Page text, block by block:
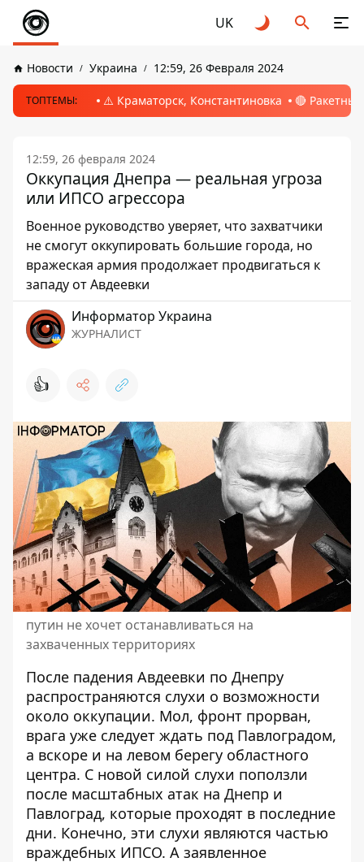
UK
Новости Украина 12:59, 26 Февраля 2024
ТОПТЕМЫ: ⚠️ Краматорск, Константиновка 🔴
12:59, 26 февраля 2024
Оккупация Днепра — реальная угроза
или ИПСО агрессора
Военное руководство уверяет, что захватчики
не смогут оккупировать большие города, но
вражеская армия продолжает продвигаться к
западу от Авдеевки
Информатор Украина
ЖУРНАЛИСТ
👍
путин не хочет останавливаться на
захваченных территориях
После падения Авдеевки по Днепру
распространяются слухи о возможности
около оккупации. Мол, фронт прорван,
врага уже следует ждать под Павлоградом,
а вскоре и на левом берегу областного
центра. С новой силой слухи поползли
после масштабных атак на Днепр и
Павлоград, которые проходят в последние
дни. Конечно, эти слухи являются частью
враждебных ИПСО. А заявленное